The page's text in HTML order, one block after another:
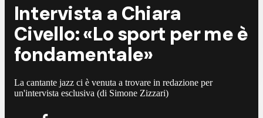
Intervista a Chiara
Civello: «Lo sport per me è
fondamentale»
La cantante jazz ci è venuta a trovare in redazione per
un'intervista esclusiva (di Simone Zizzari)